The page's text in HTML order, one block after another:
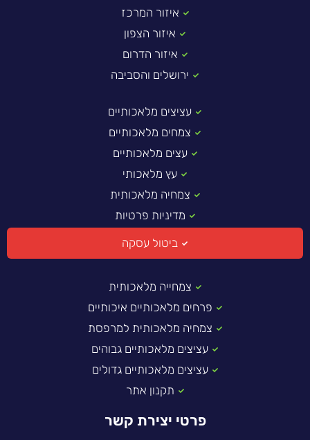
איזור המרכז
איזור הצפון
איזור הדרום
ירושלים והסביבה
עציצים מלאכותיים
צמחים מלאכותיים
עצים מלאכותיים
עץ מלאכותי
צמחיה מלאכותית
מדיניות פרטיות
ביטול עסקה
צמחייה מלאכותית
פרחים מלאכותיים איכותיים
צמחיה מלאכותית למרפסת
עציצים מלאכותיים גבוהים
עציצים מלאכותיים גדולים
תקנון אתר
פרטי יצירת קשר